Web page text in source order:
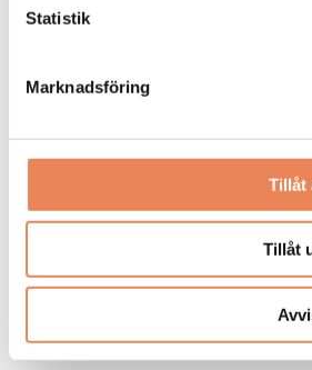
Statistik
Marknadsföring
Tillåt
Tillåt
Hotell nya
Countryside Hotels
Countryside Hotels.